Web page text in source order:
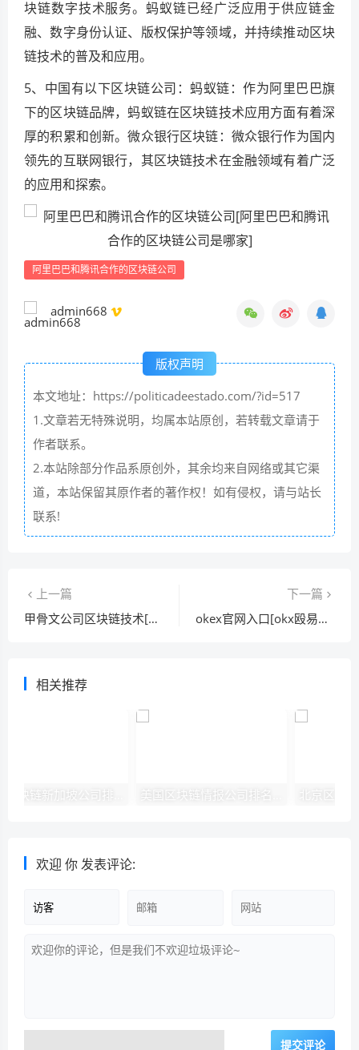
块链数字技术服务。蚂蚁链已经广泛应用于供应链金
融、数字身份认证、版权保护等领域，并持续推动区块
链技术的普及和应用。
5、中国有以下区块链公司：蚂蚁链：作为阿里巴巴旗
下的区块链品牌，蚂蚁链在区块链技术应用方面有着深
厚的积累和创新。微众银行区块链：微众银行作为国内
领先的互联网银行，其区块链技术在金融领域有着广泛
的应用和探索。
阿里巴巴和腾讯合作的区块链公司
admin668
版权声明
本文地址：https://politicadeestado.com/?id=517
1.文章若无特殊说明，均属本站原创，若转载文章请于
作者联系。
2.本站除部分作品系原创外，其余均来自网络或其它渠
道，本站保留其原作者的著作权！如有侵权，请与站长
联系!
上一篇
甲骨文公司区块链技术[甲骨文互联网公司]
下一篇
okex官网入口[okx殴易官网]
相关推荐
欢迎 你发表评论: